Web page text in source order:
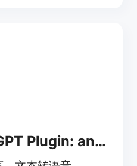
Speechki ChatGPT Plugin: anything audio